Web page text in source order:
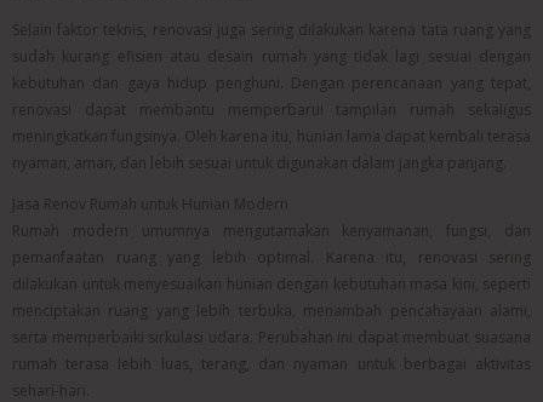
Selain faktor teknis, renovasi juga sering dilakukan karena tata ruang yang
sudah kurang efisien atau desain rumah yang tidak lagi sesuai dengan
kebutuhan dan gaya hidup penghuni. Dengan perencanaan yang tepat,
renovasi dapat membantu memperbarui tampilan rumah sekaligus
meningkatkan fungsinya. Oleh karena itu, hunian lama dapat kembali terasa
nyaman, aman, dan lebih sesuai untuk digunakan dalam jangka panjang.
Jasa Renov Rumah untuk Hunian Modern
Rumah modern umumnya mengutamakan kenyamanan, fungsi, dan
pemanfaatan ruang yang lebih optimal. Karena itu, renovasi sering
dilakukan untuk menyesuaikan hunian dengan kebutuhan masa kini, seperti
menciptakan ruang yang lebih terbuka, menambah pencahayaan alami,
serta memperbaiki sirkulasi udara. Perubahan ini dapat membuat suasana
rumah terasa lebih luas, terang, dan nyaman untuk berbagai aktivitas
sehari-hari.